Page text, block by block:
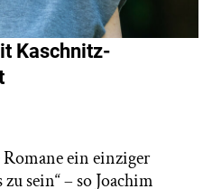
Kaschnitz-
ein einziger
sein“ – so Joachim